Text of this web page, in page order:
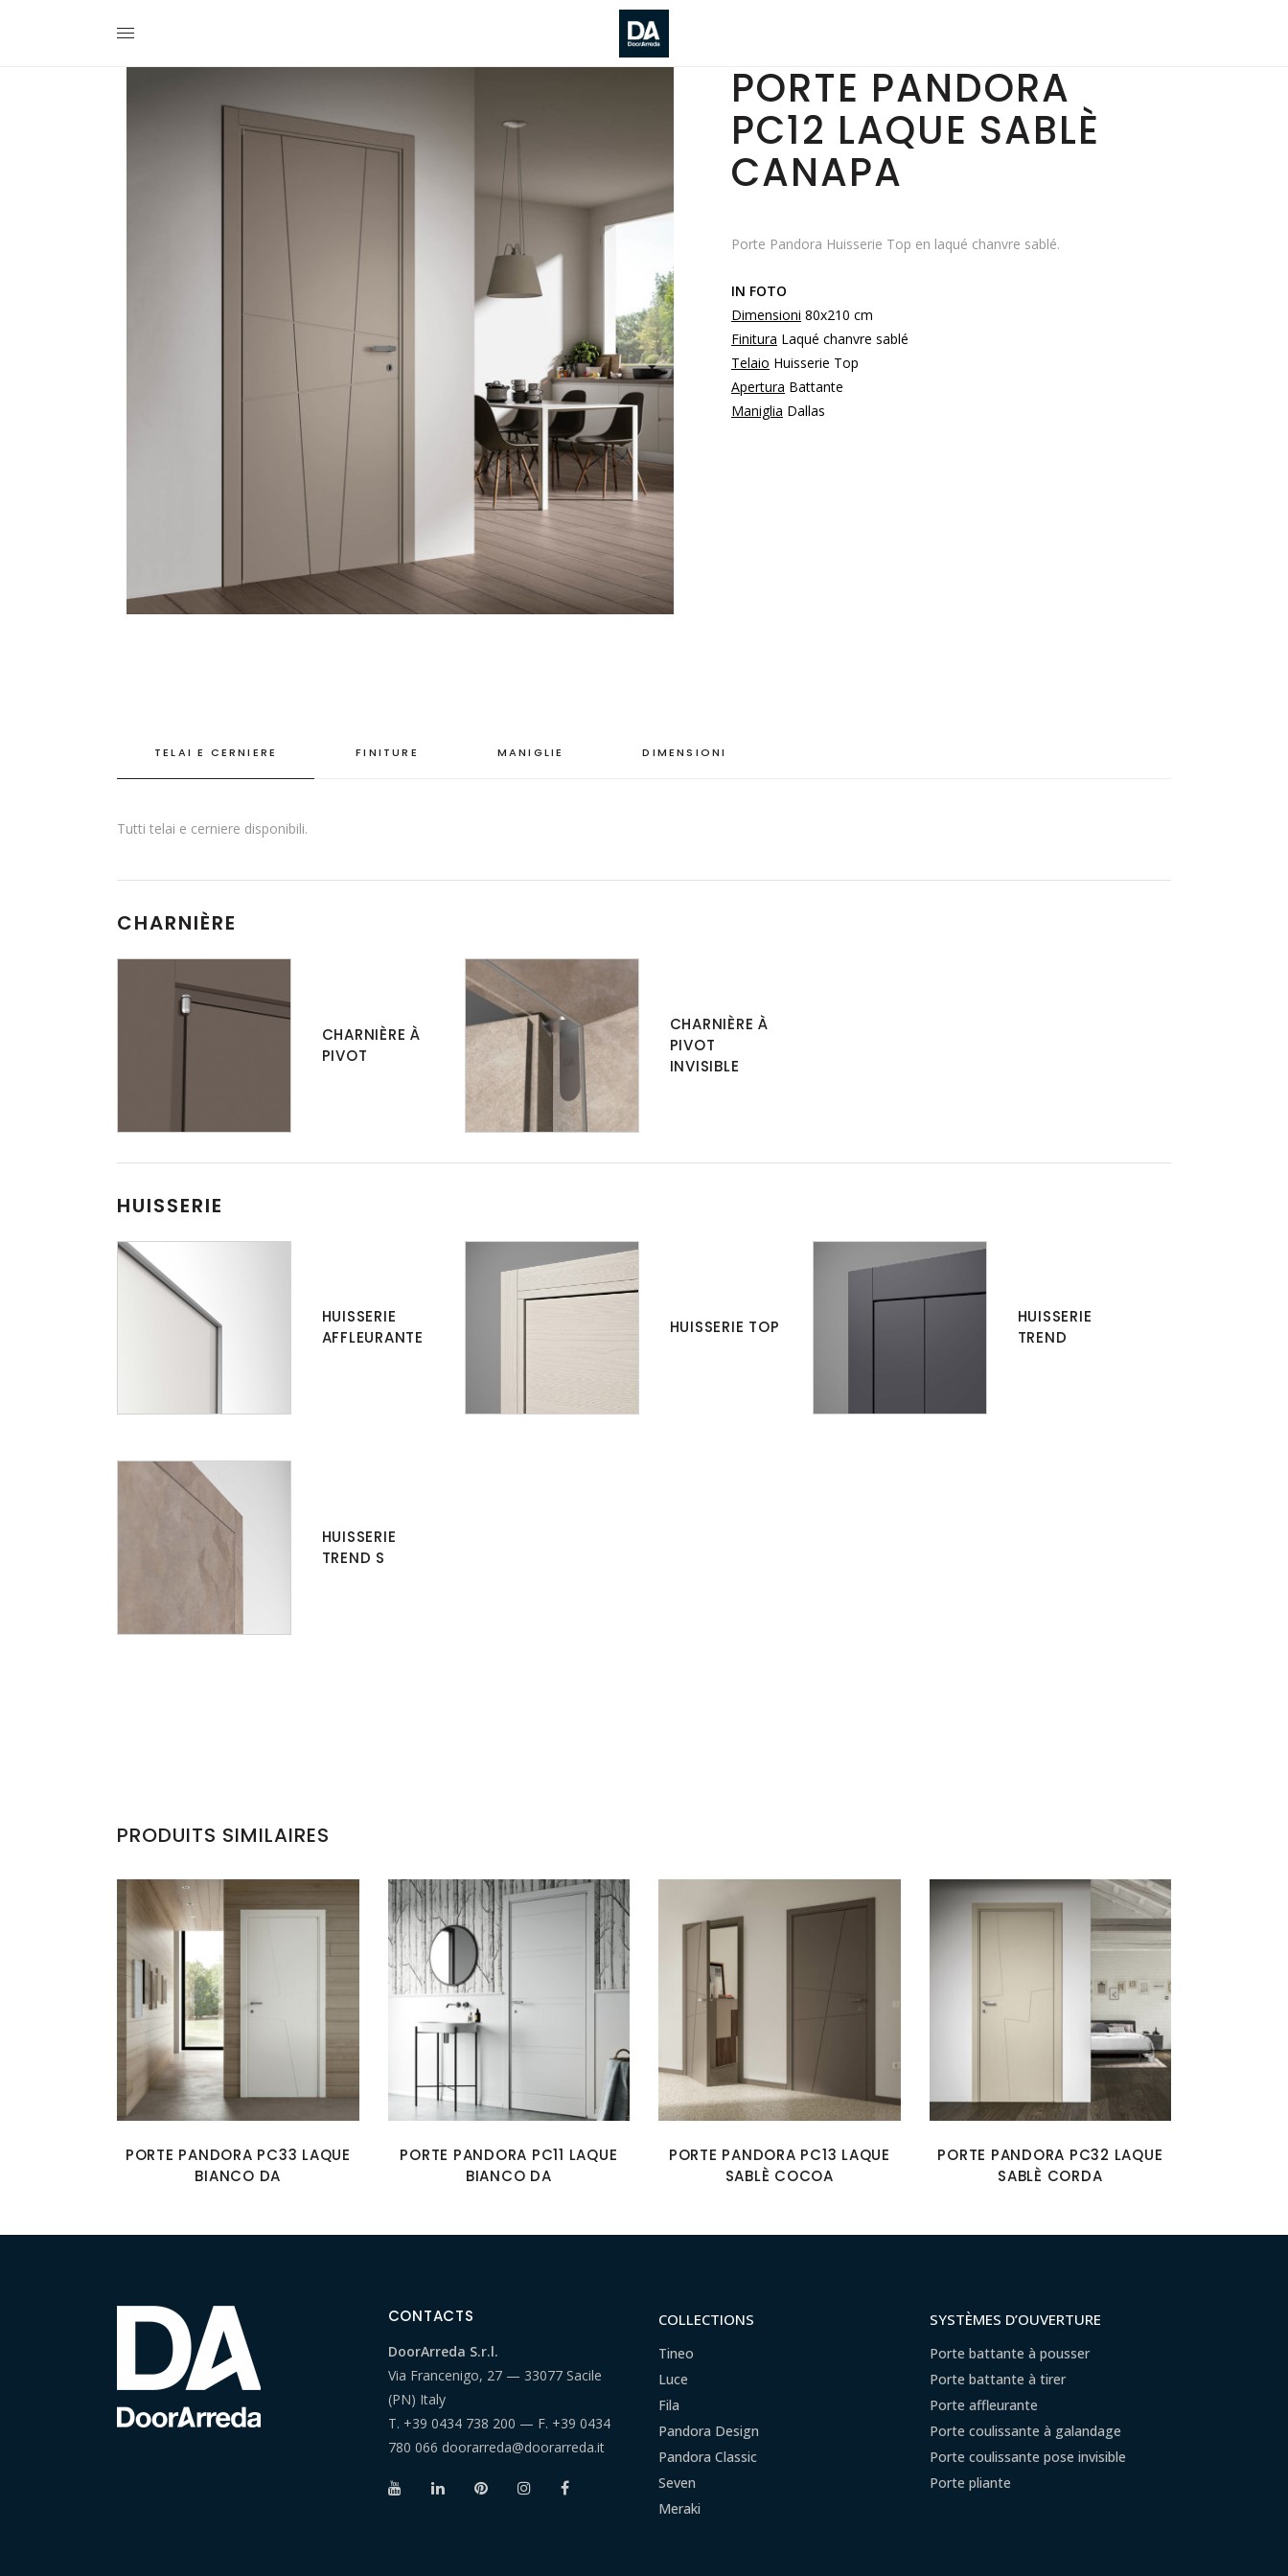
PORTE PANDORA
PC12 LAQUE SABLÈ
CANAPA
Porte Pandora Huisserie Top en laqué chanvre sablé.
IN FOTO
Dimensioni 80x210 cm
Finitura Laqué chanvre sablé
Telaio Huisserie Top
Apertura Battante
Maniglia Dallas
TELAI E CERNIERE FINITURE MANIGLIE DIMENSIONI
Tutti telai e cerniere disponibili.
CHARNIÈRE
CHARNIÈRE À
PIVOT
CHARNIÈRE À
PIVOT
INVISIBLE
HUISSERIE
HUISSERIE
AFFLEURANTE
HUISSERIE TOP
HUISSERIE
TREND
HUISSERIE
TREND S
PRODUITS SIMILAIRES
PORTE PANDORA PC33 LAQUE
BIANCO DA
PORTE PANDORA PC11 LAQUE
BIANCO DA
PORTE PANDORA PC13 LAQUE
SABLÈ COCOA
PORTE PANDORA PC32 LAQUE
SABLÈ CORDA
CONTACTS
DoorArreda S.r.l.
Via Francenigo, 27 — 33077 Sacile
(PN) Italy
T. +39 0434 738 200 — F. +39 0434
780 066 doorarreda@doorarreda.it
COLLECTIONS
Tineo
Luce
Fila
Pandora Design
Pandora Classic
Seven
Meraki
SYSTÈMES D’OUVERTURE
Porte battante à pousser
Porte battante à tirer
Porte affleurante
Porte coulissante à galandage
Porte coulissante pose invisible
Porte pliante